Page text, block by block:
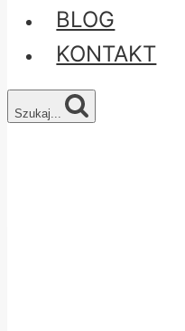
BLOG
KONTAKT
Szukaj...